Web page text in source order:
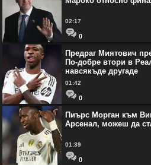
02:17
0
Предраг Миятович
По-добре втори в
навсякъде другаде
01:42
0
Пиърс Морган към
Арсенал, можеш да
01:39
0